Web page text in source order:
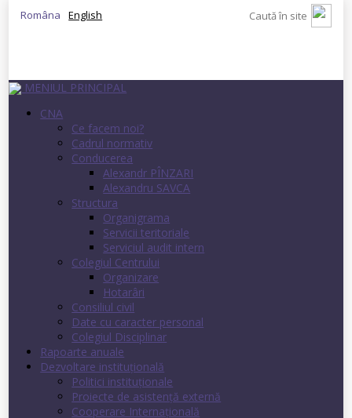
Româna English
MENIUL PRINCIPAL
CNA
Ce facem noi?
Cadrul normativ
Conducerea
Alexandr PÎNZARI
Alexandru SAVCA
Structura
Organigrama
Servicii teritoriale
Serviciul audit intern
Colegiul Centrului
Organizare
Hotarâri
Consiliul civil
Date cu caracter personal
Colegiul Disciplinar
Rapoarte anuale
Dezvoltare instituţională
Politici instituţionale
Proiecte de asistenţă externă
Cooperare Internaţională